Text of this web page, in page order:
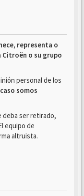
representa o
Citroën o su grupo
personal de los
somos
deba ser retirado,
equipo de
altruista.